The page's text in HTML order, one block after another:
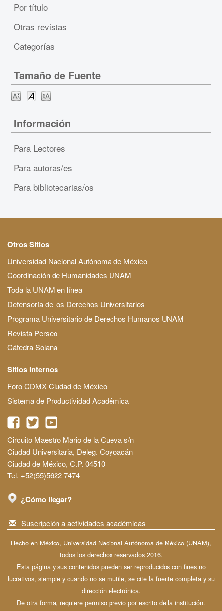
Por título
Otras revistas
Categorías
Tamaño de Fuente
Información
Para Lectores
Para autoras/es
Para bibliotecarias/os
Otros Sitios
Universidad Nacional Autónoma de México
Coordinación de Humanidades UNAM
Toda la UNAM en línea
Defensoría de los Derechos Universitarios
Programa Universitario de Derechos Humanos UNAM
Revista Perseo
Cátedra Solana
Sitios Internos
Foro CDMX Ciudad de México
Sistema de Productividad Académica
Circuito Maestro Mario de la Cueva s/n
Ciudad Universitaria, Deleg. Coyoacán
Ciudad de México, C.P. 04510
Tel. +52(55)5622 7474
¿Cómo llegar?
Suscripción a actividades académicas
Hecho en México, Universidad Nacional Autónoma de México (UNAM),
todos los derechos reservados 2016.
Esta página y sus contenidos pueden ser reproducidos con fines no
lucrativos, siempre y cuando no se mutile, se cite la fuente completa y su
dirección electrónica.
De otra forma, requiere permiso previo por escrito de la institución.